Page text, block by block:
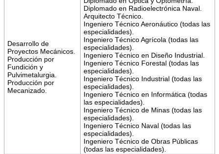
Desarrollo de
Proyectos Mecánicos.
Producción por
Fundición y
Pulvimetalurgia.
Producción por
Mecanizado.
Diplomado en Radioelectrónica Naval.
Arquitecto Técnico.
Ingeniero Técnico Aeronáutico (todas las
especialidades).
Ingeniero Técnico Agrícola (todas las
especialidades).
Ingeniero Técnico en Diseño Industrial.
Ingeniero Técnico Forestal (todas las
especialidades).
Ingeniero Técnico Industrial (todas las
especialidades).
Ingeniero Técnico en Informática (todas
las especialidades).
Ingeniero Técnico de Minas (todas las
especialidades).
Ingeniero Técnico Naval (todas las
especialidades).
Ingeniero Técnico de Obras Públicas
(todas las especialidades).